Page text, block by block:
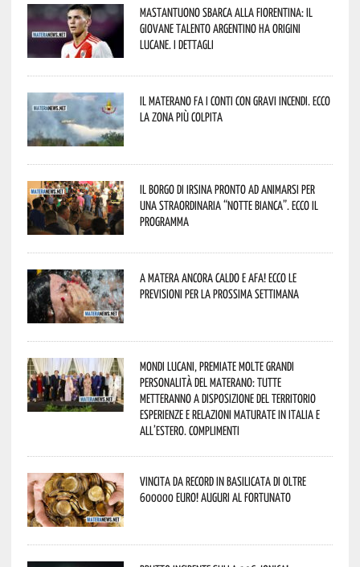
Mastantuono sbarca alla Fiorentina: il
giovane talento argentino ha origini
lucane. I dettagli
Il materano fa i conti con gravi incendi. Ecco
la zona più colpita
Il borgo di Irsina pronto ad animarsi per
una straordinaria “Notte Bianca”. Ecco il
programma
A Matera ancora caldo e afa! Ecco le
previsioni per la prossima settimana
Mondi lucani, premiate molte grandi
personalità del materano: tutte
metteranno a disposizione del territorio
esperienze e relazioni maturate in Italia e
all’estero. Complimenti
Vincita da record in Basilicata di oltre
600000 euro! Auguri al fortunato